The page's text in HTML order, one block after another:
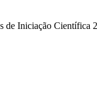
de Iniciação